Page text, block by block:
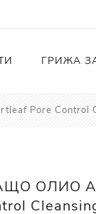
ГРИЖА
Pore Control
ОЛИО